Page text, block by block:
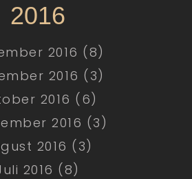
2016
2016 (8)
2016 (3)
2016 (6)
2016 (3)
2016 (3)
2016 (8)